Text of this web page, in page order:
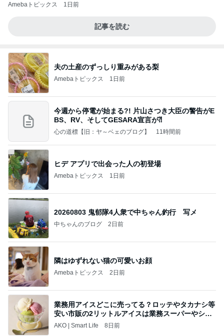
Amebaトピックス 1日前
記事を読む
夫の土産のずっしり重みがある梨
Amebaトピックス 1日前
今週から停電が始まる?! 片山さつき大臣の警告がE
BS、RV、そしてGESARA宣言が⁈
心の道標【旧：ヤ～ベェのブログ】 11時間前
ヒデ アプリで出会った人の初登場
Amebaトピックス 1日前
20260803 鬼郁隊4人衆で中ちゃん釣行 写メ
中ちゃんのブログ 2日前
隣はゆずれない猫の可愛いお顔
Amebaトピックス 2日前
業務用アイスどこに売ってる？ロッテやタカナシ等
安い市販の2リットルアイスは業務スーパーやシャ
トレ
AKO | Smart Life 8日前